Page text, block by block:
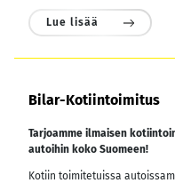
Lue lisää
Bilar-Kotiintoimitus
Tarjoamme ilmaisen
autoihin koko Suomeen!
Kotiin toimitetuissa